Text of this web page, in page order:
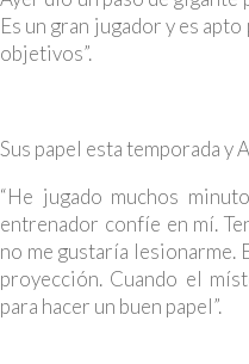
Es un gran jugador y es
objetivos”.
Sus papel esta temporada y
“He jugado muchos
entrenador confíe en mí.
no me gustaría lesionarme.
proyección. Cuando el
para hacer un buen papel”.